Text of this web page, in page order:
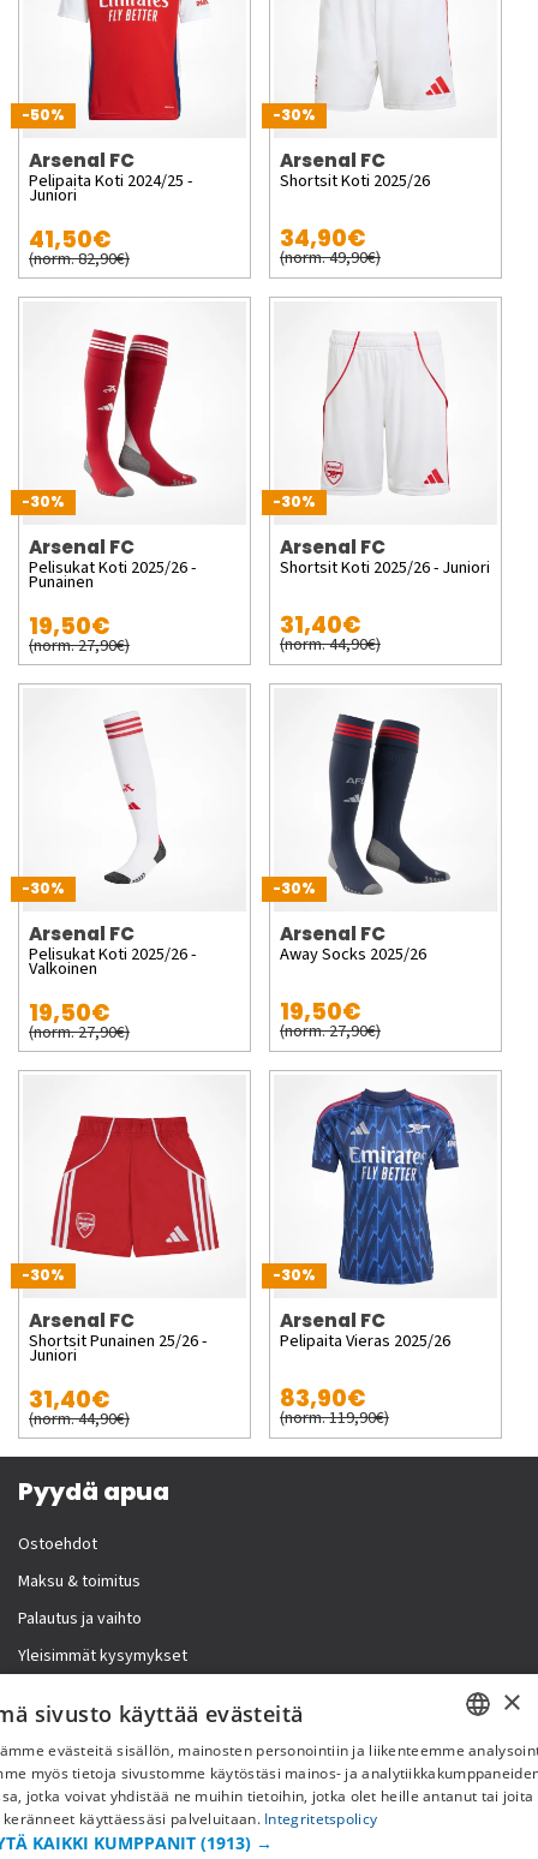
-50%
Arsenal FC
Pelipaita Koti 2024/25 -
Juniori
41,50€
(norm. 82,90€)
-30%
Arsenal FC
Shortsit Koti 2025/26
34,90€
(norm. 49,90€)
-30%
Arsenal FC
Pelisukat Koti 2025/26 -
Punainen
19,50€
(norm. 27,90€)
-30%
Arsenal FC
Shortsit Koti 2025/26 - Juniori
31,40€
(norm. 44,90€)
-30%
Arsenal FC
Pelisukat Koti 2025/26 -
Valkoinen
19,50€
(norm. 27,90€)
-30%
Arsenal FC
Away Socks 2025/26
19,50€
(norm. 27,90€)
-30%
Arsenal FC
Shortsit Punainen 25/26 -
Juniori
31,40€
(norm. 44,90€)
-30%
Arsenal FC
Pelipaita Vieras 2025/26
83,90€
(norm. 119,90€)
Pyydä apua
Ostoehdot
Maksu & toimitus
Palautus ja vaihto
Yleisimmät kysymykset
Lisää meistä
Yritystiedot
FI
×
sivusto käyttää evästeitä
evästeitä sisällön, mainosten personointiin ja liikenteemme
myös tietoja sivustomme käytöstäsi mainos- ja
jotka voivat yhdistää ne muihin tietoihin, jotka olet heille antanut tai joita
keränneet käyttäessäsi palveluitaan. Integritetspolicy
KAIKKI KUMPPANIT (1913) →